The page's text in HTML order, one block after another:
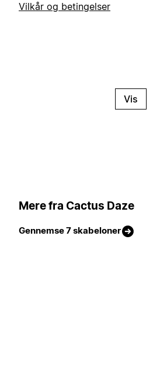
Vilkår og betingelser
Vis
Mere fra Cactus Daze
Gennemse 7 skabeloner